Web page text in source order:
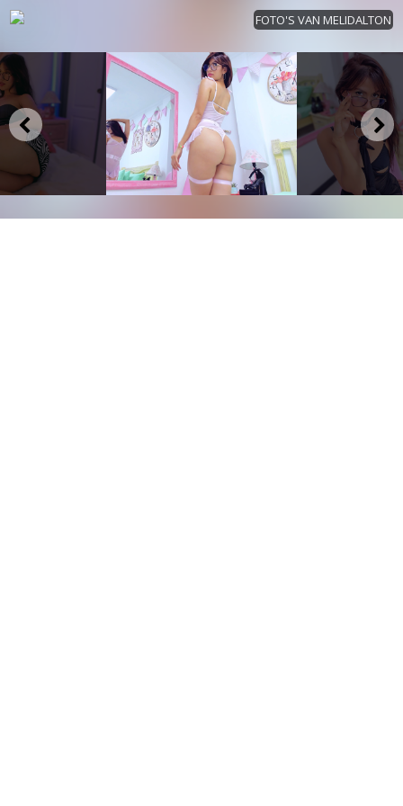
FOTO'S VAN MELIDALTON